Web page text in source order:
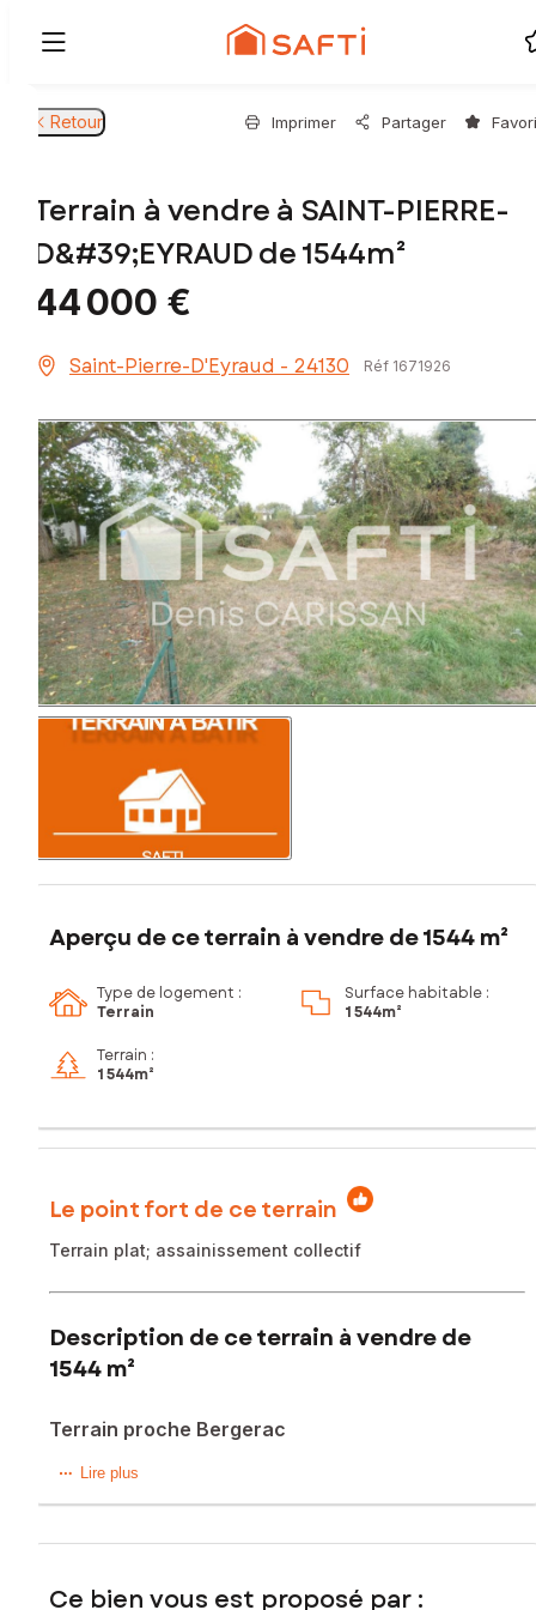
Retour Imprimer Partager
Terrain à vendre à SAINT-PIERRE-
D&#39;EYRAUD de 1544m²
44 000 €
Saint-Pierre-D'Eyraud - 24130 Réf 1671926
Aperçu de ce terrain à vendre de 1544 m²
Type de logement :
Terrain
Surface habitable :
1 544m²
Terrain :
1 544m²
Le point fort de ce terrain
Terrain plat; assainissement collectif
Description de ce terrain à vendre de
1544 m²
Terrain proche Bergerac
Situé à 10 minutes du centre du Bergerac, venez vous
Le terrain est viabilisé, avec raccordement à
lots.
Lire plus
Ce bien vous est proposé par :